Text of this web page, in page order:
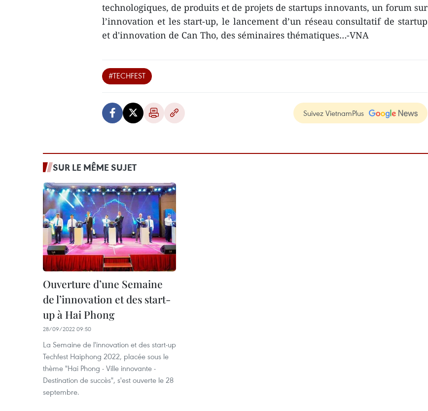
technologiques, de produits et de projets de startups innovants, un forum sur
l’innovation et les start-up, le lancement d’un réseau consultatif de startup
et d'innovation de Can Tho, des séminaires thématiques…-VNA
#TECHFEST
Suivez VietnamPlus
SUR LE MÊME SUJET
Ouverture d’une Semaine
de l’innovation et des start-
up à Hai Phong
28/09/2022 09:50
La Semaine de l'innovation et des start-up
Techfest Haiphong 2022, placée sous le
thème "Hai Phong - Ville innovante -
Destination de succès", s'est ouverte le 28
septembre.